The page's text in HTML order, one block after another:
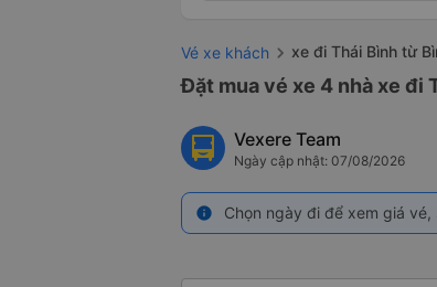
Vé xe khách xe đi Thái Bình từ
Đặt mua vé xe 4 nhà xe đi
Vexere Team
Ngày cập nhật: 07/08/2026
info Chọn ngày đi để xem giá